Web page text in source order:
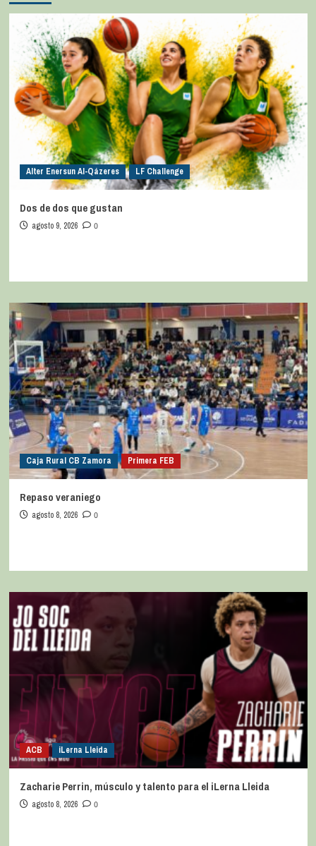
Alter Enersun Al-Qázeres LF Challenge
Dos de dos que gustan
agosto 9, 2026 0
Caja Rural CB Zamora Primera FEB
Repaso veraniego
agosto 8, 2026 0
ACB iLerna Lleida
Zacharie Perrin, músculo y talento para el iLerna Lleida
agosto 8, 2026 0